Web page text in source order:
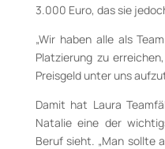
3.000 Euro, das sie
„Wir haben alle als
Platzierung zu
Preisgeld unter uns
Damit hat Laura
Natalie eine der
Beruf sieht. „Man sollte